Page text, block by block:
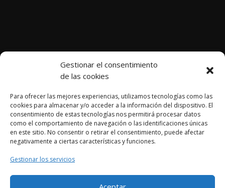
Gestionar el consentimiento
de las cookies
Para ofrecer las mejores experiencias, utilizamos tecnologías como las
cookies para almacenar y/o acceder a la información del dispositivo. El
consentimiento de estas tecnologías nos permitirá procesar datos
como el comportamiento de navegación o las identificaciones únicas
en este sitio. No consentir o retirar el consentimiento, puede afectar
negativamente a ciertas características y funciones.
Gestionar los servicios
Página web desarrollada por Cocina Tu Marca. Todos los
derechos reservados. ©
Aviso legal